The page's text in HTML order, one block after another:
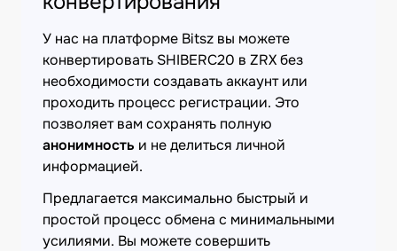
У нас на платформе Bitsz вы можете
конвертировать SHIBERC20 в ZRX без
необходимости создавать аккаунт или
проходить процесс регистрации. Это
позволяет вам сохранять полную
анонимность и не делиться личной
информацией.
Предлагается максимально быстрый и
простой процесс обмена с минимальными
усилиями. Вы можете совершить